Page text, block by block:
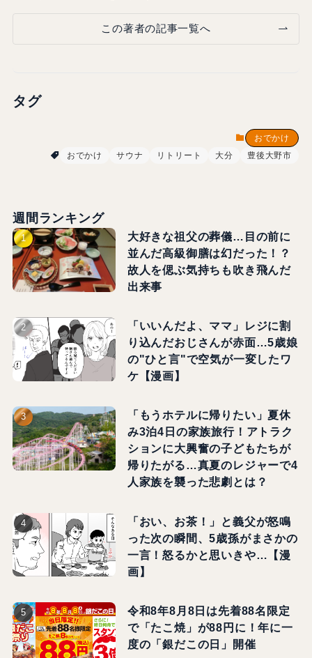
この著者の記事一覧へ
タグ
おでかけ
おでかけ
サウナ リトリート 大分 豊後大野市
週間ランキング
大好きな祖父の葬儀…目の前に
並んだ高級御膳は幻だった！？
故人を偲ぶ気持ちも吹き飛んだ
出来事
「いいんだよ、ママ」レジに割
り込んだおじさんが赤面…5歳娘
の"ひと言"で空気が一変したワ
ケ【漫画】
「もうホテルに帰りたい」夏休
み3泊4日の家族旅行！アトラク
ションに大興奮の子どもたちが
帰りたがる…真夏のレジャーで4
人家族を襲った悲劇とは？
「おい、お茶！」と義父が怒鳴
った次の瞬間、5歳孫がまさかの
一言！怒るかと思いきや…【漫
画】
令和8年8月8日は先着88名限定
で「たこ焼」が88円に！年に一
度の「銀だこの日」開催